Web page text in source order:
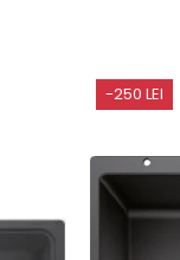
-250 LEI